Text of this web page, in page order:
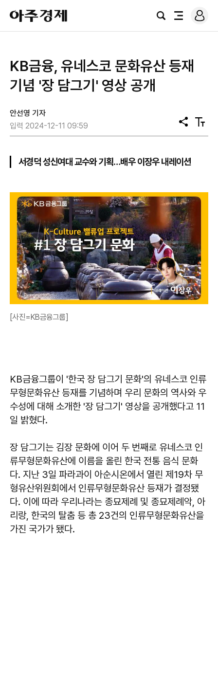
아
주
경
검
전
로
그
KB금융, 유네스코 문화유산 등재
기념 '장 담그기' 영상 공개
안선영 기자
입력 2024-12-11 09:59
공
유
텍
스
서경덕 성신여대 교수와 기획…배우 이장우 내레이션
[사진=KB금융그룹]
KB금융그룹이 '한국 장 담그기 문화'의 유네스코 인류
무형문화유산 등재를 기념하며 우리 문화의 역사와 우
수성에 대해 소개한 '장 담그기' 영상을 공개했다고 11
일 밝혔다.
장 담그기는 김장 문화에 이어 두 번째로 유네스코 인
류무형문화유산에 이름을 올린 한국 전통 음식 문화
다. 지난 3일 파라과이 아순시온에서 열린 제19차 무
형유산위원회에서 인류무형문화유산 등재가 결정됐
다. 이에 따라 우리나라는 종묘제례 및 종묘제례악, 아
리랑, 한국의 탈춤 등 총 23건의 인류무형문화유산을
가진 국가가 됐다.